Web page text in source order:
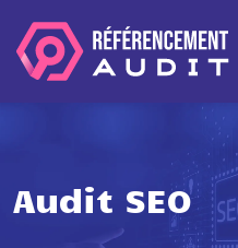
Audit SEO